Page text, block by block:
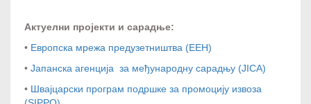
Актуелни пројекти и сарадње:
• Европска мрежа предузетништва (ЕЕН)
• Јапанска агенција за међународну сарадњу (JICA)
• Швајцарски програм подршке за промоцију извоза